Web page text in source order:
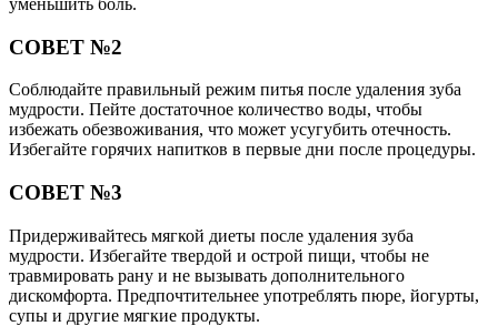
уменьшить боль.
СОВЕТ №2
Соблюдайте правильный режим питья после удаления зуба
мудрости. Пейте достаточное количество воды, чтобы
избежать обезвоживания, что может усугубить отечность.
Избегайте горячих напитков в первые дни после процедуры.
СОВЕТ №3
Придерживайтесь мягкой диеты после удаления зуба
мудрости. Избегайте твердой и острой пищи, чтобы не
травмировать рану и не вызывать дополнительного
дискомфорта. Предпочтительнее употреблять пюре, йогурты,
супы и другие мягкие продукты.